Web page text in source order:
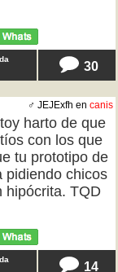
30
♂ JEJExfh en canis
harto de que
con los que
tu prototipo de
pidiendo chicos
hipócrita. TQD
14